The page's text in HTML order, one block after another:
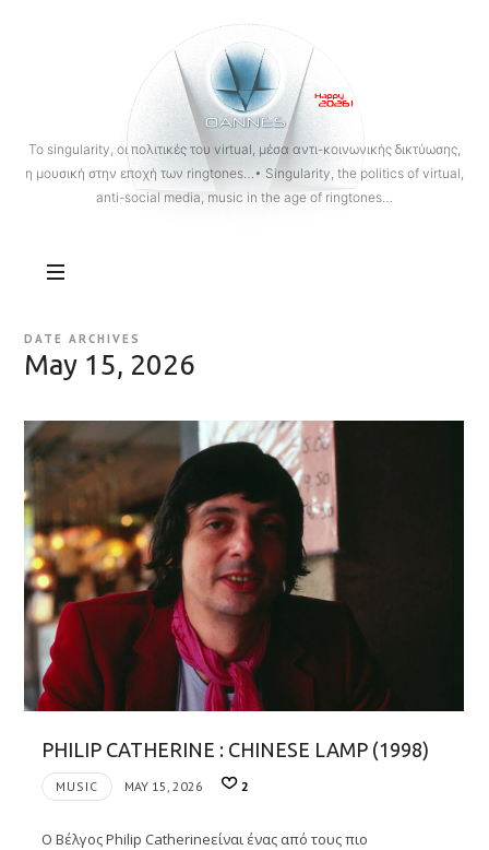
OANNES
To singularity, οι πολιτικές του virtual, μέσα αντι-κοινωνικής δικτύωσης,
η μουσική στην εποχή των ringtones…• Singularity, the politics of virtual,
anti-social media, music in the age of ringtones…
DATE ARCHIVES
May 15, 2026
PHILIP CATHERINE : CHINESE LAMP (1998)
MUSIC MAY 15, 2026 2
O Βέλγος Philip Catherineείναι ένας από τους πιο